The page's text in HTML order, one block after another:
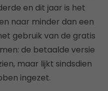
en dit jaar is het
naar minder dan een
gebruik van de gratis
de betaalde versie
maar lijkt sindsdien
ingezet.